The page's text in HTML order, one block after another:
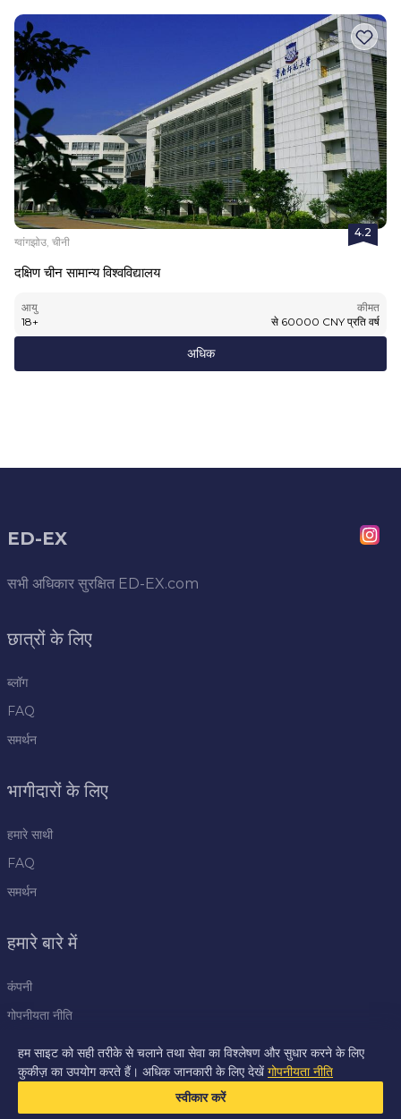
4.2
ग्वांगझोउ, चीनी
दक्षिण चीन सामान्य विश्वविद्यालय
आयु
18+
कीमत
से 60000 CNY प्रति वर्ष
अधिक
ED-EX
सभी अधिकार सुरक्षित ED-EX.com
छात्रों के लिए
ब्लॉग
FAQ
समर्थन
भागीदारों के लिए
हमारे साथी
FAQ
समर्थन
हमारे बारे में
कंपनी
गोपनीयता नीति
प्रेस केंद्र
हम साइट को सही तरीके से चलाने तथा सेवा का विश्लेषण और सुधार करने के लिए
कुकीज़ का उपयोग करते हैं। अधिक जानकारी के लिए देखें गोपनीयता नीति
स्वीकार करें